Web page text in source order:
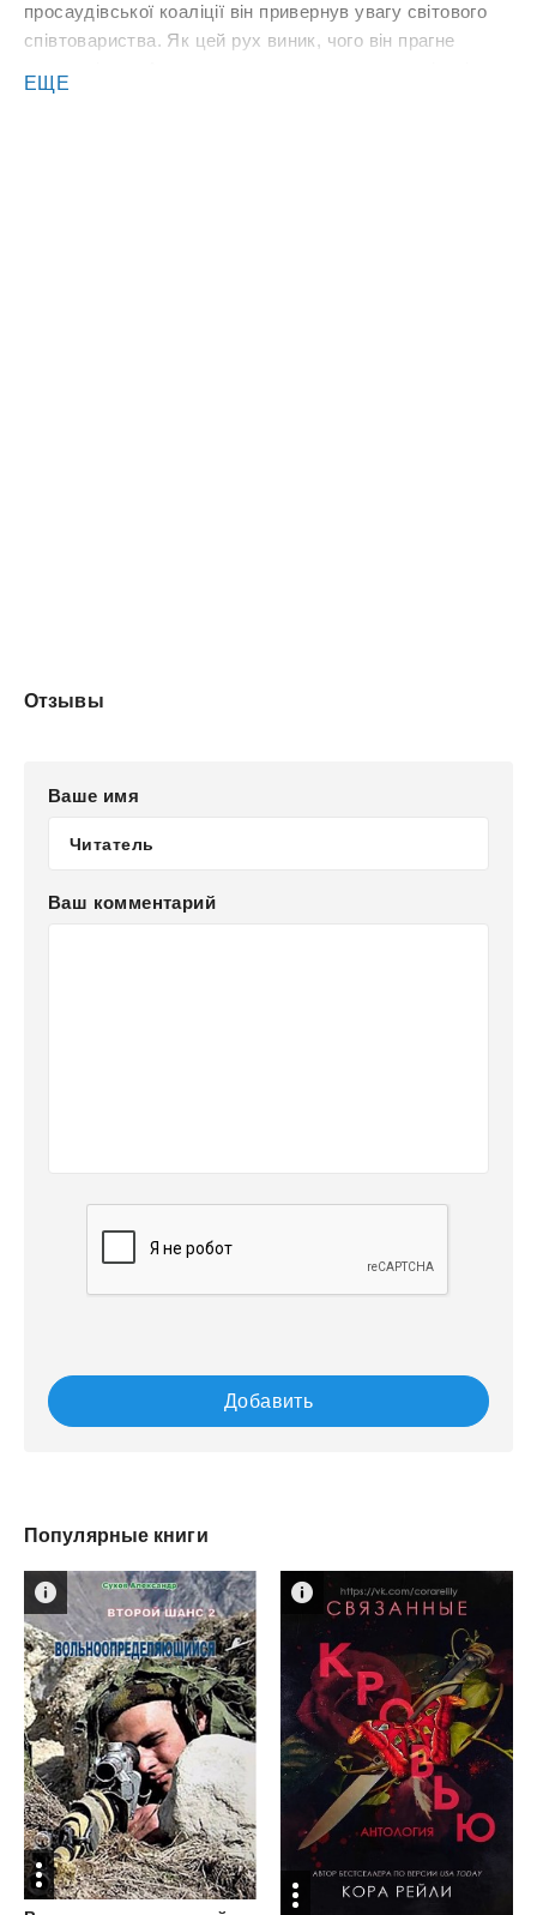
просаудівської коаліції він привернув увагу світового
співтовариства. Як цей рух виник, чого він прагне
всі ці питання розглядаються в книзі. Автор - єменець,
ЕЩЕ
Отзывы
Ваше имя
Ваш комментарий
Добавить
Популярные книги